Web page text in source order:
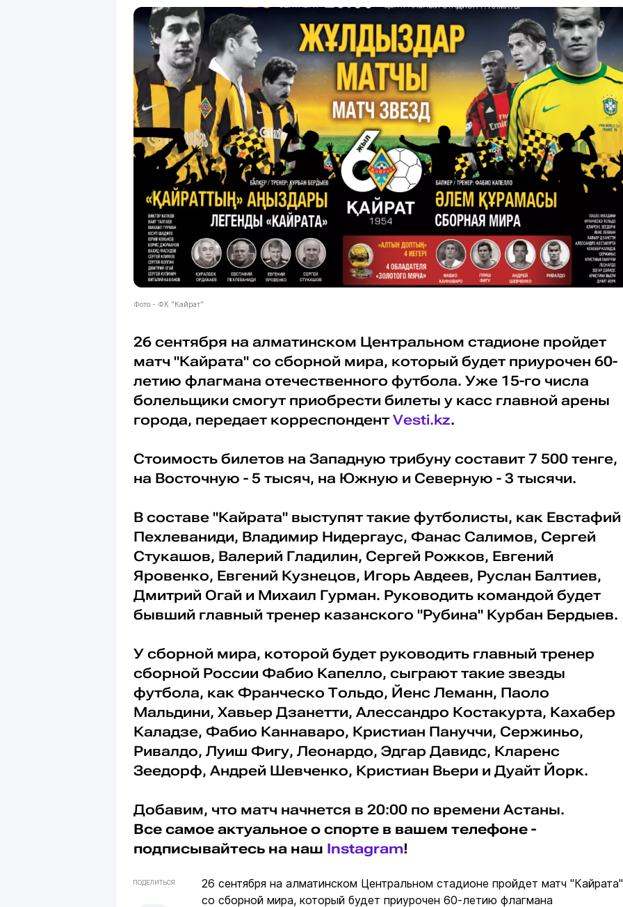
Фото - ФК "Кайрат"
26 сентября на алматинском Центральном стадионе пройдет
матч "Кайрата" со сборной мира, который будет приурочен 60-
летию флагмана отечественного футбола. Уже 15-го числа
болельщики смогут приобрести билеты у касс главной арены
города, передает корреспондент Vesti.kz.
Стоимость билетов на Западную трибуну составит 7 500 тенге,
на Восточную - 5 тысяч, на Южную и Северную - 3 тысячи.
В составе "Кайрата" выступят такие футболисты, как Евстафий
Пехлеваниди, Владимир Нидергаус, Фанас Салимов, Сергей
Стукашов, Валерий Гладилин, Сергей Рожков, Евгений
Яровенко, Евгений Кузнецов, Игорь Авдеев, Руслан Балтиев,
Дмитрий Огай и Михаил Гурман. Руководить командой будет
бывший главный тренер казанского "Рубина" Курбан Бердыев.
У сборной мира, которой будет руководить главный тренер
сборной России Фабио Капелло, сыграют такие звезды
футбола, как Франческо Тольдо, Йенс Леманн, Паоло
Мальдини, Хавьер Дзанетти, Алессандро Костакурта, Кахабер
Каладзе, Фабио Каннаваро, Кристиан Пануччи, Сержиньо,
Ривалдо, Луиш Фигу, Леонардо, Эдгар Давидс, Кларенс
Зеедорф, Андрей Шевченко, Кристиан Вьери и Дуайт Йорк.
Добавим, что матч начнется в 20:00 по времени Астаны.
Все самое актуальное о спорте в вашем телефоне -
подписывайтесь на наш Instagram!
ПОДЕЛИТЬСЯ
26 сентября на алматинском Центральном стадионе пройдет матч "Кайрата"
со сборной мира, который будет приурочен 60-летию флагмана